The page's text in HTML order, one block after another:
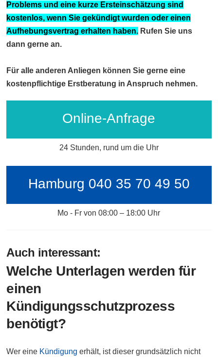
Problems und eine kurze Ersteinschätzung sind
kostenlos, wenn Sie gekündigt wurden oder einen
Aufhebungsvertrag erhalten haben. Rufen Sie uns
dann gerne an.
Für alle anderen Anliegen können Sie gerne eine
kostenpflichtige Erstberatung in Anspruch nehmen.
Online-Anfrage
24 Stunden, rund um die Uhr
Hamburg 040 35 70 49 50
Mo - Fr von 08:00 – 18:00 Uhr
Auch interessant:
Welche Unterlagen werden für
einen
Kündigungsschutzprozess
benötigt?
Wer eine Kündigung erhält, ist dieser grundsätzlich nicht